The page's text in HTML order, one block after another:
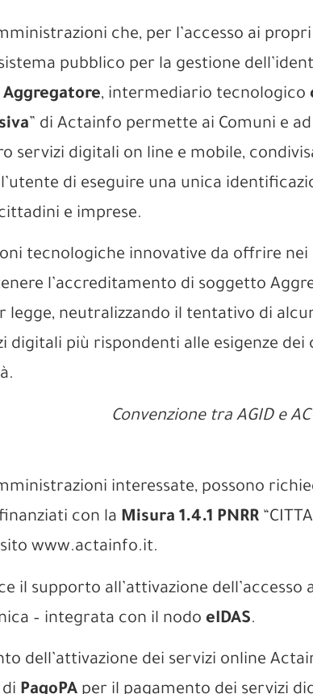
che, per l’accesso ai
pubblico per la gestione
Aggregatore, intermediario tecnologico
” di Actainfo permette ai Comuni e
servizi digitali on line e mobile,
di eseguire una unica
e imprese.
tecnologiche innovative da offrire
l’accreditamento di soggetto
legge, neutralizzando il tentativo di
digitali più rispondenti alle esigenze
Convenzione tra AGID e
interessate, possono
con la Misura 1.4.1 PNRR
www.actainfo.it.
il supporto all’attivazione
– integrata con il nodo eIDAS.
dell’attivazione dei servizi online